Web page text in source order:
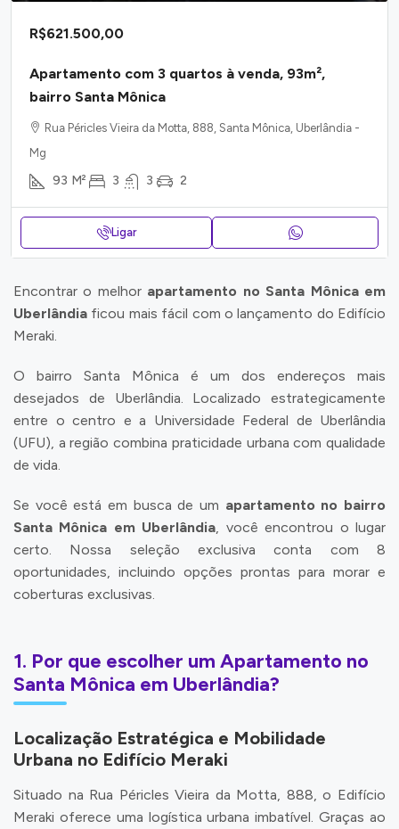
R$621.500,00
Apartamento com 3 quartos à venda, 93m²,
bairro Santa Mônica
Rua Péricles Vieira da Motta, 888, Santa Mônica, Uberlândia -
Mg
93 M² 3 3 2
Ligar
Encontrar o melhor apartamento no Santa Mônica em
Uberlândia ficou mais fácil com o lançamento do Edifício
Meraki.
O bairro Santa Mônica é um dos endereços mais
desejados de Uberlândia. Localizado estrategicamente
entre o centro e a Universidade Federal de Uberlândia
(UFU), a região combina praticidade urbana com qualidade
de vida.
Se você está em busca de um apartamento no bairro
Santa Mônica em Uberlândia, você encontrou o lugar
certo. Nossa seleção exclusiva conta com 8
oportunidades, incluindo opções prontas para morar e
coberturas exclusivas.
1. Por que escolher um Apartamento no
Santa Mônica em Uberlândia?
Localização Estratégica e Mobilidade
Urbana no Edifício Meraki
Situado na Rua Péricles Vieira da Motta, 888, o Edifício
Meraki oferece uma logística urbana imbatível. Graças ao